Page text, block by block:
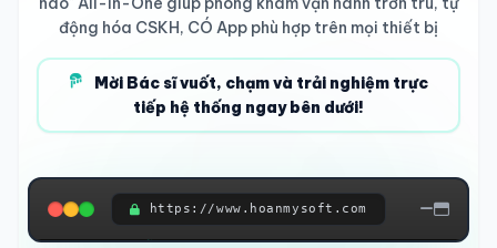
động hóa CSKH, CÓ App phù hợp trên mọi thiết bị
Mời Bác sĩ vuốt, chạm và trải nghiệm trực
tiếp hệ thống ngay bên dưới!
https://www.hoanmysoft.com